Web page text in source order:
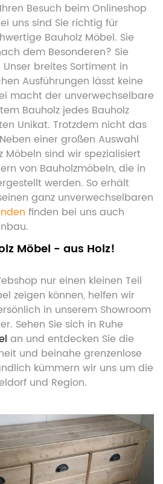
Besuch beim Onlineshop
uns sind Sie richtig für
Bauholz Möbel. Sie
dem Besonderen? Sie
breites Sortiment in
Ausführungen lässt keine
macht der unverwechselbare
Bauholz jedes Bauholz
Unikat. Trotzdem nicht das
einer großen Auswahl
Möbeln sind wir spezialisiert
von Bauholzmöbeln, die in
werden. So erhält
ganz unverwechselbaren
finden bei uns auch
Möbel - aus Holz!
nur einen kleinen Teil
zeigen können, helfen wir
in unserem Showroom
Sehen Sie sich in Ruhe
an und entdecken Sie die
und beinahe grenzenlose
kümmern wir uns um die
und Region.